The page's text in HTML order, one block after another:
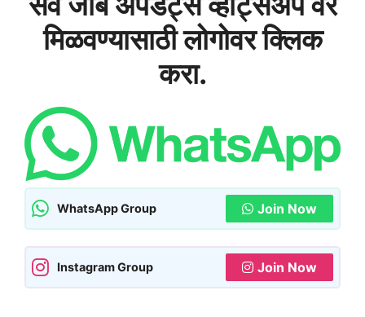
मिळवण्यासाठी लोगोवर क्लिक
करा.
WhatsApp Group Join Now
Instagram Group Join Now